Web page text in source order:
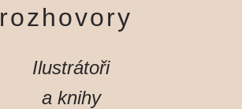
rozhovory
Ilustrátoři
a knihy